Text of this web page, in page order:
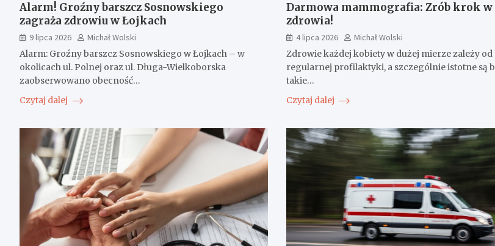
Alarm! Groźny barszcz Sosnowskiego
zagraża zdrowiu w Łojkach
9 lipca 2026
Michał Wolski
Alarm: Groźny barszcz Sosnowskiego w Łojkach – w
okolicach ul. Polnej oraz ul. Długa-Wielkoborska
zaobserwowano obecność…
Czytaj dalej
Darmowa mammografia: Zrób krok w
zdrowia!
4 lipca 2026
Michał Wolski
Zdrowie każdej kobiety w dużej mierze zależy od
regularnej profilaktyki, a szczególnie istotne są
takie…
Czytaj dalej